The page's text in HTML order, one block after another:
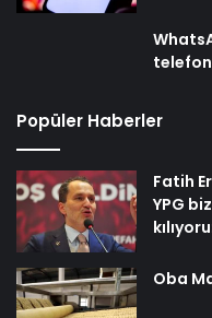
Popüler Haberler
Fatih
YPG
Oba